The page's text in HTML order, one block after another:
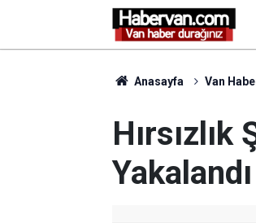
Anasayfa Van
Yakalandı